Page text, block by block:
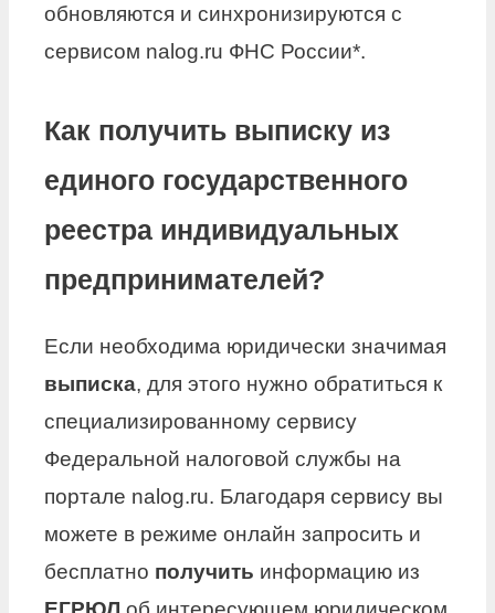
обновляются и синхронизируются с
сервисом nalog.ru ФНС России*.
Как получить выписку из
единого государственного
реестра индивидуальных
предпринимателей?
Если необходима юридически значимая
выписка, для этого нужно обратиться к
специализированному сервису
Федеральной налоговой службы на
портале nalog.ru. Благодаря сервису вы
можете в режиме онлайн запросить и
бесплатно получить информацию из